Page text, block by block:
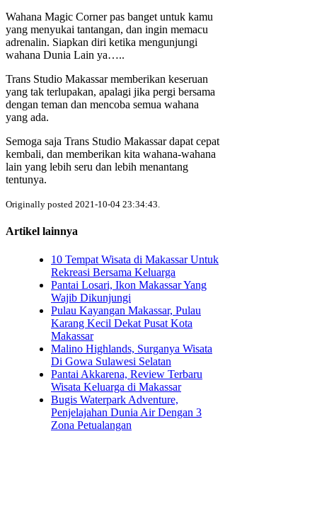
Wahana Magic Corner pas banget untuk kamu
yang menyukai tantangan, dan ingin memacu
adrenalin. Siapkan diri ketika mengunjungi
wahana Dunia Lain ya…..
Trans Studio Makassar memberikan keseruan
yang tak terlupakan, apalagi jika pergi bersama
dengan teman dan mencoba semua wahana
yang ada.
Semoga saja Trans Studio Makassar dapat cepat
kembali, dan memberikan kita wahana-wahana
lain yang lebih seru dan lebih menantang
tentunya.
Originally posted 2021-10-04 23:34:43.
Artikel lainnya
10 Tempat Wisata di Makassar Untuk
Rekreasi Bersama Keluarga
Pantai Losari, Ikon Makassar Yang
Wajib Dikunjungi
Pulau Kayangan Makassar, Pulau
Karang Kecil Dekat Pusat Kota
Makassar
Malino Highlands, Surganya Wisata
Di Gowa Sulawesi Selatan
Pantai Akkarena, Review Terbaru
Wisata Keluarga di Makassar
Bugis Waterpark Adventure,
Penjelajahan Dunia Air Dengan 3
Zona Petualangan